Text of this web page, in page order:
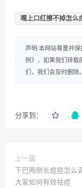
嘴上口红擦不掉怎么
声明:本网站尊重并
例》，如果我们转载
们，我们会及时删除。
分享到：
上一篇
下巴两侧长痘痘怎么
大家如何有效祛痘